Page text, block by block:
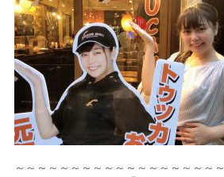
～～～～～～～～～～～～～～～～～～